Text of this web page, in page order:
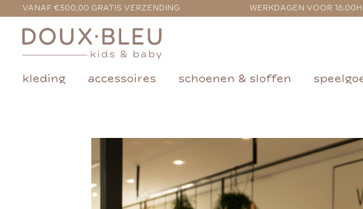
VANAF €500,00 GRATIS VERZENDING WERKDAGEN VOOR
kleding accessoires schoenen & sloffen